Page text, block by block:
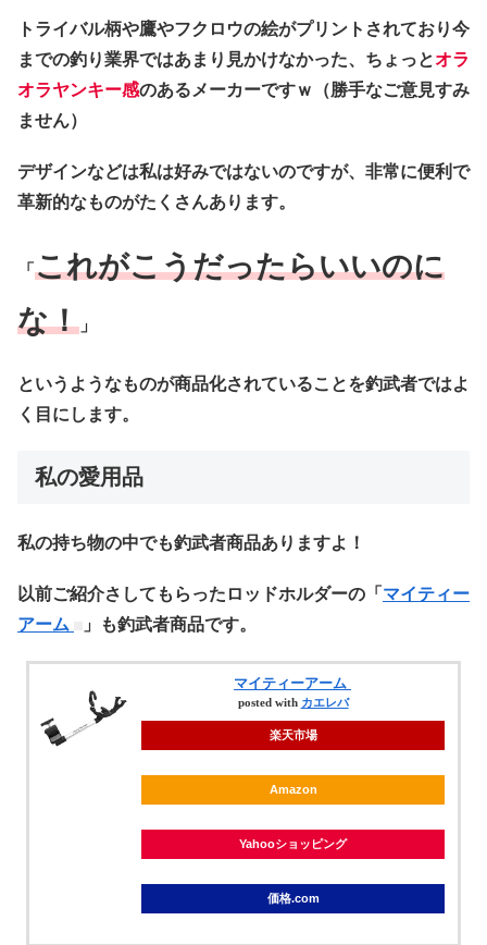
トライバル柄や鷹やフクロウの絵がプリントされており今
までの釣り業界ではあまり見かけなかった、ちょっとオラ
オラヤンキー感のあるメーカーですｗ（勝手なご意見すみ
ません）
デザインなどは私は好みではないのですが、非常に便利で
革新的なものがたくさんあります。
「 これがこうだったらいいのに
な！ 」
というようなものが商品化されていることを釣武者ではよ
く目にします。
私の愛用品
私の持ち物の中でも釣武者商品ありますよ！
以前ご紹介さしてもらったロッドホルダーの「 マイティー
アーム
」も釣武者商品です。
マイティーアーム
posted with カエレバ
楽天市場
Amazon
Yahooショッピング
価格.com